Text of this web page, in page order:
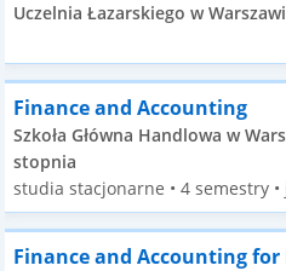
Uczelnia Łazarskiego w
Finance and Accounting
Szkoła Główna Handlowa w
stopnia
studia stacjonarne • 4 semestry
Finance and Accounting for